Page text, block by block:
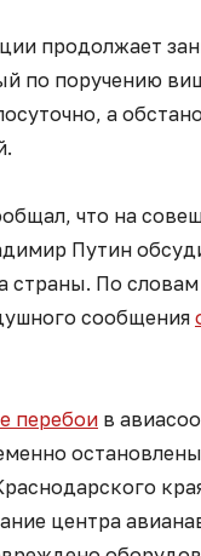
продолжает
по поручению
а
что на
Путин
страны. По
сообщения
перебои в
центра